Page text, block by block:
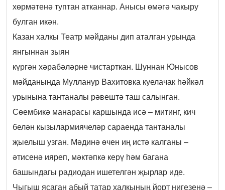
хөрмәтенә туптан атканнар. Анысы өмәгә чакыру
булган икән.
Казан халкы Театр мәйданы дип аталган урында
янгыннан зыян
күргән хәрабәләрне чистарткан. Шуннан Юнысов
мәйданында Мулланур Вахитовка куелачак һәйкәл
урынына тантаналы рәвештә таш салынган.
Сөембикә манарасы каршында исә – митинг, кич
белән кызылармиячеләр сараенда тантаналы
җыелыш узган. Мәдинә өчен иң истә калганы –
әтисенә ияреп, мәктәпкә керү һәм багана
башындагы радиодан ишетелгән җырлар иде.
Чыгыш ясаган абый татар халкының йорт нигезенә –